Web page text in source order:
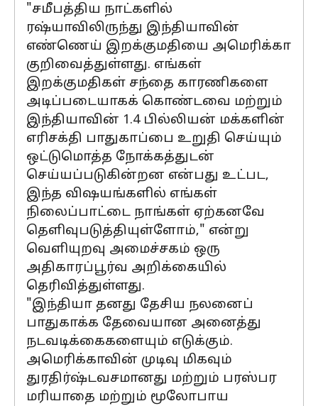
"சமீபத்திய நாட்களில்
ரஷ்யாவிலிருந்து இந்தியாவின்
எண்ணெய் இறக்குமதியை அமெரிக்கா
குறிவைத்துள்ளது. எங்கள்
இறக்குமதிகள் சந்தை காரணிகளை
அடிப்படையாகக் கொண்டவை மற்றும்
இந்தியாவின் 1.4 பில்லியன் மக்களின்
எரிசக்தி பாதுகாப்பை உறுதி செய்யும்
ஒட்டுமொத்த நோக்கத்துடன்
செய்யப்படுகின்றன என்பது உட்பட,
இந்த விஷயங்களில் எங்கள்
நிலைப்பாட்டை நாங்கள் ஏற்கனவே
தெளிவுபடுத்தியுள்ளோம்," என்று
வெளியுறவு அமைச்சகம் ஒரு
அதிகாரப்பூர்வ அறிக்கையில்
தெரிவித்துள்ளது.
"இந்தியா தனது தேசிய நலனைப்
பாதுகாக்க தேவையான அனைத்து
நடவடிக்கைகளையும் எடுக்கும்.
அமெரிக்காவின் முடிவு மிகவும்
துரதிர்ஷ்டவசமானது மற்றும் பரஸ்பர
மரியாதை மற்றும் மூலோபாய